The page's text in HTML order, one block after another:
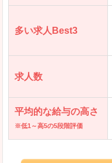
多い求人Best3
求人数
平均的な給与の高さ
※低1～高5の5段階評価